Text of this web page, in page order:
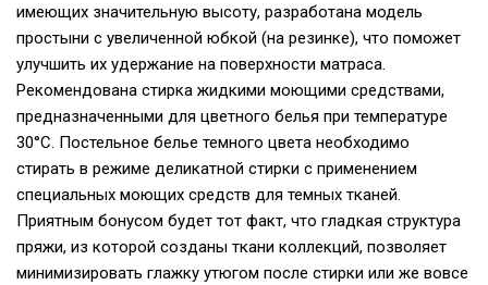
имеющих значительную высоту, разработана модель
простыни с увеличенной юбкой (на резинке), что поможет
улучшить их удержание на поверхности матраса.
Рекомендована стирка жидкими моющими средствами,
предназначенными для цветного белья при температуре
30°С. Постельное белье темного цвета необходимо
стирать в режиме деликатной стирки с применением
специальных моющих средств для темных тканей.
Приятным бонусом будет тот факт, что гладкая структура
пряжи, из которой созданы ткани коллекций, позволяет
минимизировать глажку утюгом после стирки или же вовсе